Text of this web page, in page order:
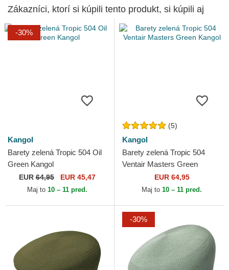
Zákazníci, ktorí si kúpili tento produkt, si kúpili aj
-30%
Kangol
Barety zelená Tropic 504 Oil
Green Kangol
EUR64,95 EUR 45,47
Maj to 10 – 11 pred.
(5)
Kangol
Barety zelená Tropic 504
Ventair Masters Green
EUR 64,95
Maj to 10 – 11 pred.
-30%